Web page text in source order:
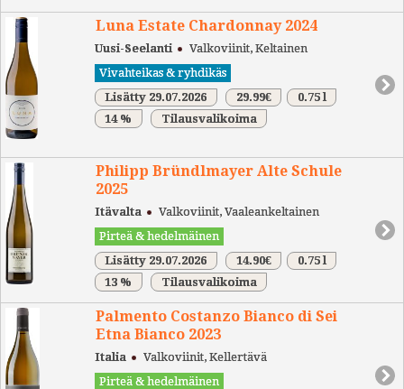
Luna Estate Chardonnay 2024
Uusi-Seelanti
Valkoviinit, Keltainen
Vivahteikas & ryhdikäs
Lisätty 29.07.2026
29.99€
0.75 l
14 %
Tilausvalikoima
Philipp Bründlmayer Alte Schule
2025
Itävalta
Valkoviinit, Vaaleankeltainen
Pirteä & hedelmäinen
Lisätty 29.07.2026
14.90€
0.75 l
13 %
Tilausvalikoima
Palmento Costanzo Bianco di Sei
Etna Bianco 2023
Italia
Valkoviinit, Kellertävä
Pirteä & hedelmäinen